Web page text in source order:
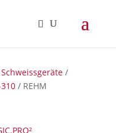
/
310/ REHM